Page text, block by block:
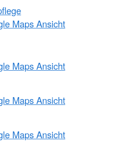
Maps Ansicht
Maps Ansicht
Maps Ansicht
Maps Ansicht